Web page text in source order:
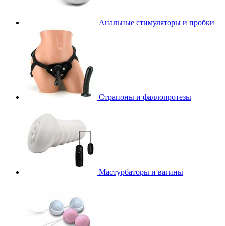
Анальные стимуляторы и пробки
Страпоны и фаллопротезы
Мастурбаторы и вагины